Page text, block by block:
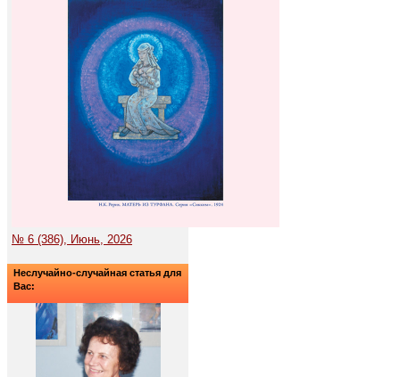
№ 6 (386), Июнь, 2026
Неслучайно-случайная статья для
Вас: